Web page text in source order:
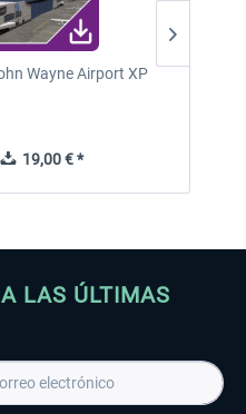
Wayne Airport XP
19,00 € *
LAS ÚLTIMAS